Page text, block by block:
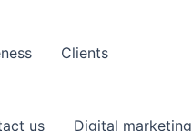
Clients
us Digital marketing